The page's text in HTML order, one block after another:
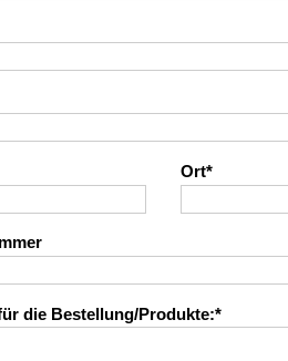
Ort
die Bestellung/Produkte: